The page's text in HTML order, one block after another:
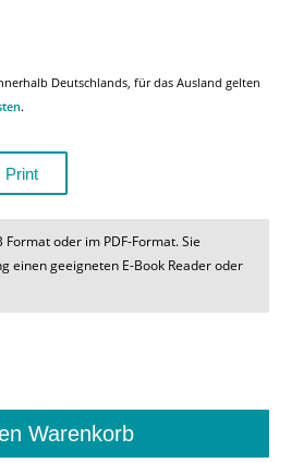
Deutschlands, für das Ausland gelten
.
Print
Format oder im PDF-Format. Sie
einen geeigneten E-Book Reader oder
Warenkorb